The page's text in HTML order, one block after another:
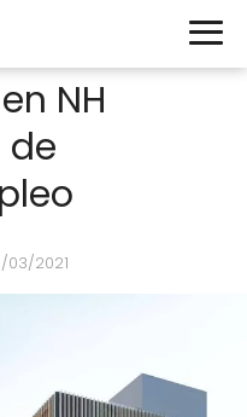
NH
de
03/2021